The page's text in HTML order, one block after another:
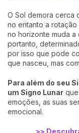
O Sol demora cerca
no entanto a
no horizonte muda a
portanto,
por isso que pode
que nasceu, mas
Para além do seu
um Signo Lunar
emoções, as suas
emocional.
>>